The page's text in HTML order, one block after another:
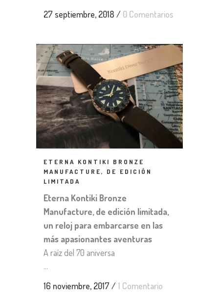
27 septiembre, 2018 / 0 Comentarios
ETERNA KONTIKI BRONZE
MANUFACTURE, DE EDICIÓN
LIMITADA
Eterna Kontiki Bronze
Manufacture, de edición limitada,
un reloj para embarcarse en las
más apasionantes aventuras
A raíz del 70 aniversa
...
16 noviembre, 2017 / 1 Comentario